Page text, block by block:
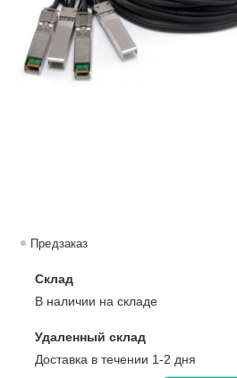
Предзаказ
Склад
В наличии на складе
Удаленный склад
Доставка в течении 1-2 дня